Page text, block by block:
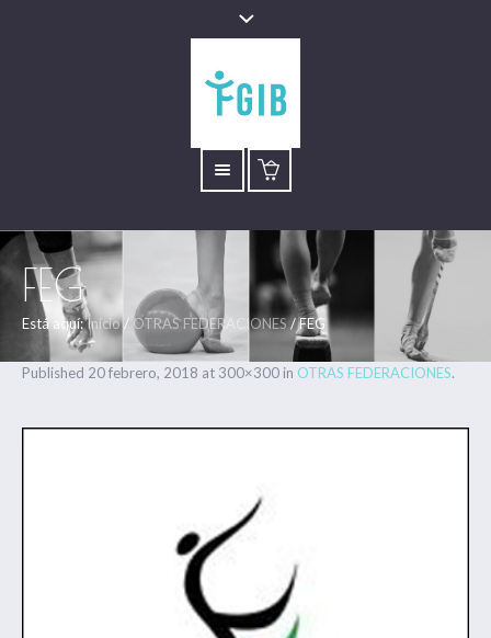
FEG
Está aquí:Inicio / OTRAS FEDERACIONES/FEG
Published 20 febrero, 2018 at 300×300 in OTRAS FEDERACIONES.